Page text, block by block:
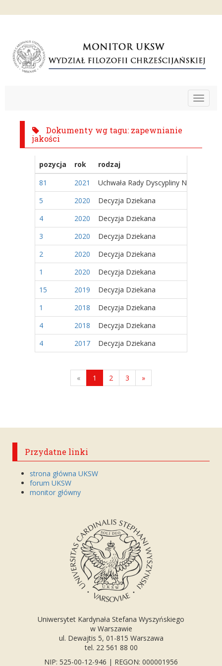
Toggle
Dokumenty wg tagu: zapewnianie
jakości
pozycja rok
rodzaj
81
2021
Uchwała Rady Dyscypliny Naukowej
5
2020
Decyzja Dziekana
4
2020
Decyzja Dziekana
3
2020
Decyzja Dziekana
2
2020
Decyzja Dziekana
1
2020
Decyzja Dziekana
15
2019
Decyzja Dziekana
1
2018
Decyzja Dziekana
4
2018
Decyzja Dziekana
4
2017 Decyzja Dziekana
« 1 2 3 »
Przydatne linki
strona główna UKSW
forum UKSW
monitor główny
Uniwersytet Kardynała Stefana Wyszyńskiego
w Warszawie
ul. Dewajtis 5, 01-815 Warszawa
tel. 22 561 88 00
NIP: 525-00-12-946 | REGON: 000001956